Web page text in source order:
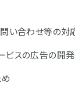
い合わせ等の対
スの広告の開発